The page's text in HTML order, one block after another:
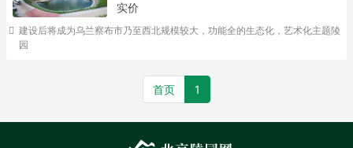
实价
建设后将成为乌兰察布市乃至西北规模较大，功能全的生态化，艺术化主题陵
园
首页 1